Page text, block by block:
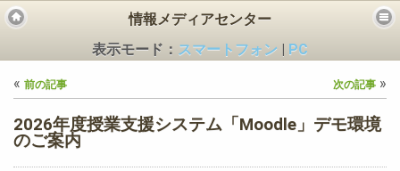
情報メディアセンター
表示モード： スマートフォン
PC
« 前の記事 次の記事 »
2026年度授業支援システム「Moodle」デモ環境
のご案内